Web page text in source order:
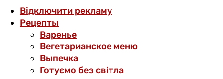
Відключити рекламу
Рецепты
Варенье
Вегетарианское меню
Выпечка
Готуємо без світла